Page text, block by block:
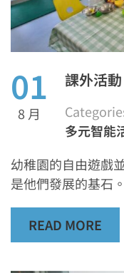
01
8 月
課外活
多元智能
幼稚園的自由遊戲
是他們發展的基石
READ MORE